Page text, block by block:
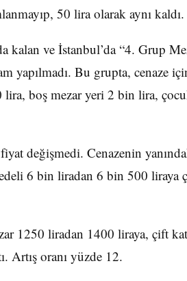
50 lira olarak aynı kaldı.
kalan ve İstanbul’da “4. Grup
yapılmadı. Bu grupta, cenaze
boş mezar yeri 2 bin lira,
değişmedi. Cenazenin
6 bin liradan 6 bin 500 liraya
1250 liradan 1400 liraya, çift
Artış oranı yüzde 12.